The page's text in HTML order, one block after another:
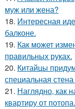
муж или жена?
18. Интересная
балконе.
19. Как может
правильных руках.
20. Китайцы
специальная
21. Наглядно, как
квартиру от потопа.